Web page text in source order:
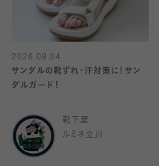
2026.08.04
サンダルの靴ずれ・汗対策に！サン
ダルガード！
靴下屋
ルミネ立川